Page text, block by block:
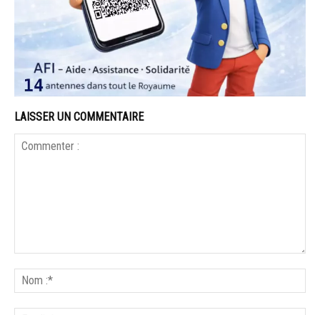
LAISSER UN COMMENTAIRE